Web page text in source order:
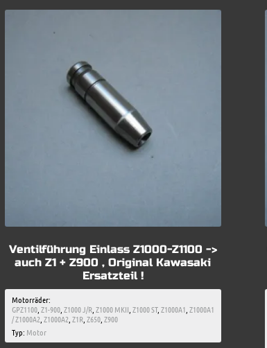
Ventilführung Einlass Z1000-Z1100 ->
auch Z1 + Z900 , Original Kawasaki
Ersatzteil !
Motorräder:
GPZ1100, Z1-900, Z1000 J/R, Z1000 MKII Z1000 ST, Z1000A1 Z1000A1
/ Z1000A2 Z1000A2 Z1R, Z650, Z900
Typ: Motor